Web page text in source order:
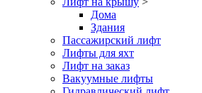
Дома
Здания
Пассажирский лифт
Лифты для яхт
Лифт на заказ
Вакуумные лифты